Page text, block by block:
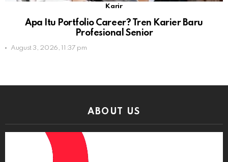
Karir
Apa Itu Portfolio Career? Tren Karier Baru
Profesional Senior
August 3, 2026, 11:37 pm
ABOUT US